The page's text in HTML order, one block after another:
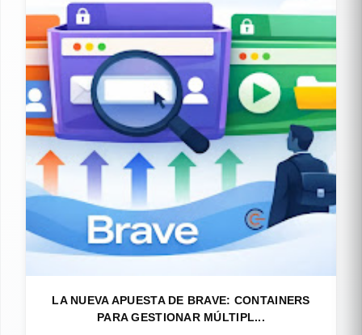
LA NUEVA APUESTA DE BRAVE: CONTAINERS
PARA GESTIONAR MÚLTIPL...